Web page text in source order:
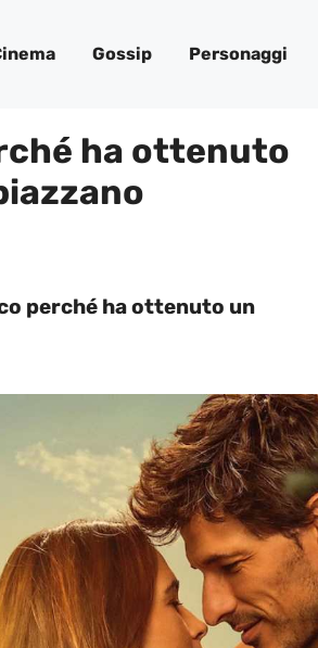
Gossip Personaggi
ha ottenuto
perché ha ottenuto un